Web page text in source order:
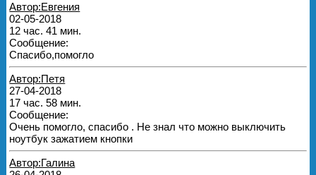
Автор:Евгения
02-05-2018
12 час. 41 мин.
Сообщение:
Спасибо,помогло
Автор:Петя
27-04-2018
17 час. 58 мин.
Сообщение:
Очень помогло, спасибо . Не знал что можно выключить
ноутбук зажатием кнопки
Автор:Галина